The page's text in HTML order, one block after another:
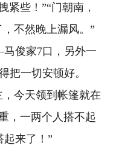
紧些！”“门朝南，
不然晚上漏风。”
俊家7口，另外一
把一切安顿好。
今天领到帐篷就在
，一两个人搭不起
来了！”